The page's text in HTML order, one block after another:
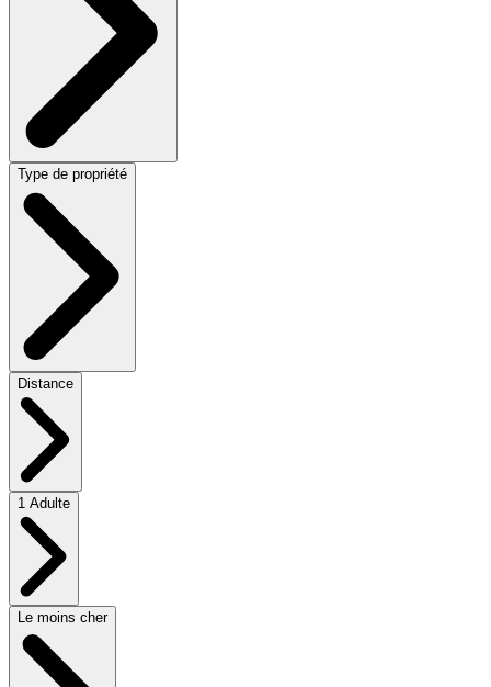
Type de propriété
Distance
1 Adulte
Le moins cher